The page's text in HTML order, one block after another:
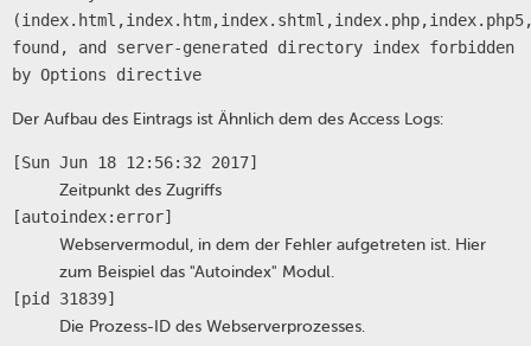
found, and server-generated directory index forbidden
by Options directive
Der Aufbau des Eintrags ist Ähnlich dem des Access Logs:
[Sun Jun 18 12:56:32 2017]
Zeitpunkt des Zugriffs
[autoindex:error]
Webservermodul, in dem der Fehler aufgetreten ist. Hier
zum Beispiel das "Autoindex" Modul.
[pid 31839]
Die Prozess-ID des Webserverprozesses.